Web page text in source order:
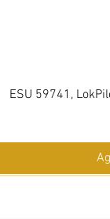
ESU 59741,